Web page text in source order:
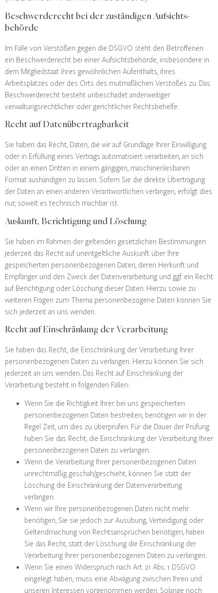
Beschwerde­recht bei der zuständigen Aufsichts­
behörde
Im Falle von Verstößen gegen die DSGVO steht den Betroffenen
ein Beschwerderecht bei einer Aufsichtsbehörde, insbesondere in
dem Mitgliedstaat ihres gewöhnlichen Aufenthalts, ihres
Arbeitsplatzes oder des Orts des mutmaßlichen Verstoßes zu. Das
Beschwerderecht besteht unbeschadet anderweitiger
verwaltungsrechtlicher oder gerichtlicher Rechtsbehelfe.
Recht auf Daten­übertrag­barkeit
Sie haben das Recht, Daten, die wir auf Grundlage Ihrer Einwilligung
oder in Erfüllung eines Vertrags automatisiert verarbeiten, an sich
oder an einen Dritten in einem gängigen, maschinenlesbaren
Format aushändigen zu lassen. Sofern Sie die direkte Übertragung
der Daten an einen anderen Verantwortlichen verlangen, erfolgt dies
nur, soweit es technisch machbar ist.
Auskunft, Berichtigung und Löschung
Sie haben im Rahmen der geltenden gesetzlichen Bestimmungen
jederzeit das Recht auf unentgeltliche Auskunft über Ihre
gespeicherten personenbezogenen Daten, deren Herkunft und
Empfänger und den Zweck der Datenverarbeitung und ggf. ein Recht
auf Berichtigung oder Löschung dieser Daten. Hierzu sowie zu
weiteren Fragen zum Thema personenbezogene Daten können Sie
sich jederzeit an uns wenden.
Recht auf Einschränkung der Verarbeitung
Sie haben das Recht, die Einschränkung der Verarbeitung Ihrer
personenbezogenen Daten zu verlangen. Hierzu können Sie sich
jederzeit an uns wenden. Das Recht auf Einschränkung der
Verarbeitung besteht in folgenden Fällen:
Wenn Sie die Richtigkeit Ihrer bei uns gespeicherten
personenbezogenen Daten bestreiten, benötigen wir in der
Regel Zeit, um dies zu überprüfen. Für die Dauer der Prüfung
haben Sie das Recht, die Einschränkung der Verarbeitung Ihrer
personenbezogenen Daten zu verlangen.
Wenn die Verarbeitung Ihrer personenbezogenen Daten
unrechtmäßig geschah/geschieht, können Sie statt der
Löschung die Einschränkung der Datenverarbeitung
verlangen.
Wenn wir Ihre personenbezogenen Daten nicht mehr
benötigen, Sie sie jedoch zur Ausübung, Verteidigung oder
Geltendmachung von Rechtsansprüchen benötigen, haben
Sie das Recht, statt der Löschung die Einschränkung der
Verarbeitung Ihrer personenbezogenen Daten zu verlangen.
Wenn Sie einen Widerspruch nach Art. 21 Abs. 1 DSGVO
eingelegt haben, muss eine Abwägung zwischen Ihren und
unseren Interessen vorgenommen werden. Solange noch